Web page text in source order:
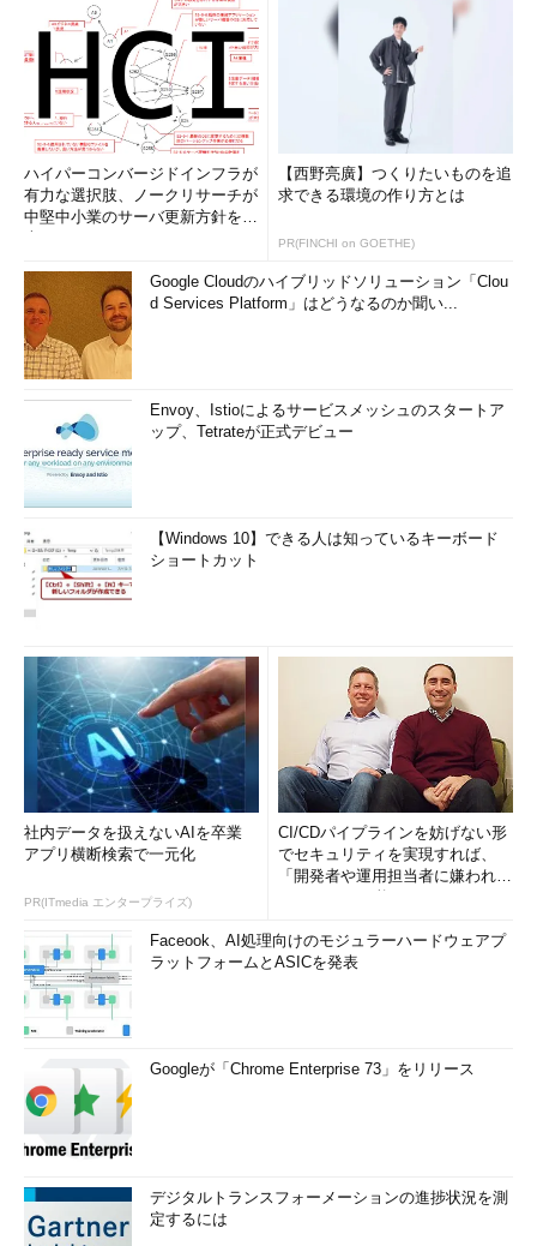
ハイパーコンバージドインフラが
有力な選択肢、ノークリサーチが
中堅中小業のサーバ更新方針を調
【西野亮廣】つくりたいものを追
求できる環境の作り方とは
PR(FINCHI on GOETHE)
Google Cloudのハイブリッドソリューション「Clou
d Services Platform」はどうなるのか聞い...
Envoy、Istioによるサービスメッシュのスタートア
ップ、Tetrateが正式デビュー
【Windows 10】できる人は知っているキーボード
ショートカット
社内データを扱えないAIを卒業
アプリ横断検索で一元化
PR(ITmedia エンタープライズ)
CI/CDパイプラインを妨げない形
でセキュリティを実現すれば、
「開発者や運用担当者に嫌われな
Faceook、AI処理向けのモジュラーハードウェアプ
ラットフォームとASICを発表
Googleが「Chrome Enterprise 73」をリリース
デジタルトランスフォーメーションの進捗状況を測
定するには